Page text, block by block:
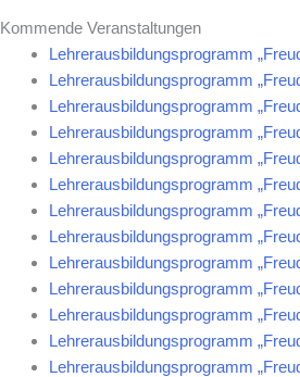
Kommende Veranstaltungen
Lehrerausbildungsprogramm
Lehrerausbildungsprogramm
Lehrerausbildungsprogramm
Lehrerausbildungsprogramm
Lehrerausbildungsprogramm
Lehrerausbildungsprogramm
Lehrerausbildungsprogramm
Lehrerausbildungsprogramm
Lehrerausbildungsprogramm
Lehrerausbildungsprogramm
Lehrerausbildungsprogramm
Lehrerausbildungsprogramm
Lehrerausbildungsprogramm